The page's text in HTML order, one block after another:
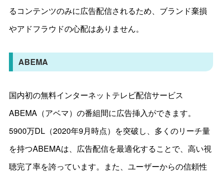
るコンテンツのみに広告配信されるため、ブランド棄損
やアドフラウドの心配はありません。
ABEMA
国内初の無料インターネットテレビ配信サービス
ABEMA（アベマ）の番組間に広告挿入ができます。
5900万DL（2020年9月時点）を突破し、多くのリーチ量
を持つABEMAは、広告配信を最適化することで、高い視
聴完了率を誇っています。また、ユーザーからの信頼性